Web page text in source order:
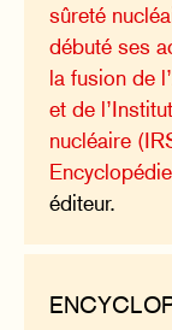
sûreté
débuté ses
la fusion de
et de
nucléaire
Encyclopédie
éditeur.